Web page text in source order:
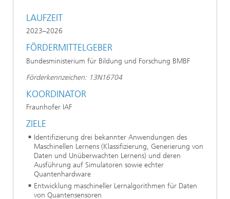
LAUFZEIT
2023–2026
FÖRDERMITTELGEBER
Bundesministerium für Bildung und Forschung BMBF
Förderkennzeichen: 13N16704
KOORDINATOR
Fraunhofer IAF
ZIELE
Identifizierung drei bekannter Anwendungen des
Maschinellen Lernens (Klassifizierung, Generierung von
Daten und Unüberwachten Lernens) und deren
Ausführung auf Simulatoren sowie echter
Quantenhardware
Entwicklung maschineller Lernalgorithmen für Daten
von Quantensensoren